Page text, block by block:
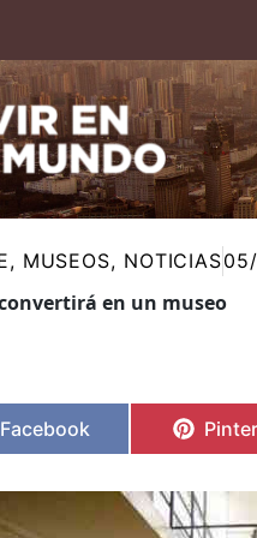
, MUSEOS, NOTICIAS
en un museo
en
Facebook
en
en
en